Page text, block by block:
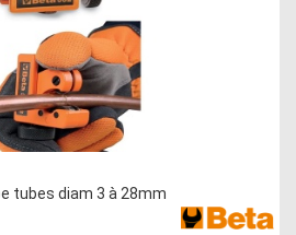
tubes diam 3 à 28mm